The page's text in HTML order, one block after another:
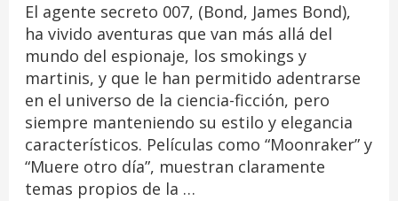
El agente secreto 007, (Bond, James Bond),
ha vivido aventuras que van más allá del
mundo del espionaje, los smokings y
martinis, y que le han permitido adentrarse
en el universo de la ciencia-ficción, pero
siempre manteniendo su estilo y elegancia
característicos. Películas como “Moonraker” y
“Muere otro día”, muestran claramente
temas propios de la …